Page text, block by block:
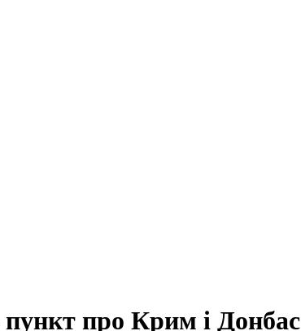
про Крим і Донбас